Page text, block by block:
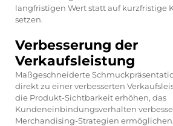
langfristigen Wert statt auf kurzfristige
setzen.
Verbesserung der
Verkaufsleistung
Maßgeschneiderte
direkt zu einer verbesserten
die Produkt-Sichtbarkeit erhöhen, das
Kundeneinbindungsverhalten
Merchandising-Strategien